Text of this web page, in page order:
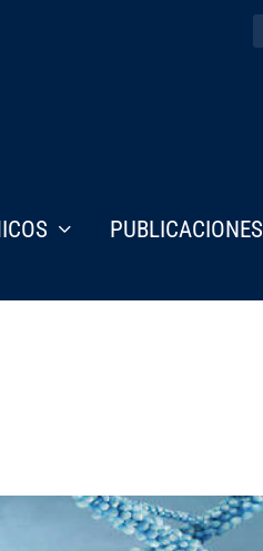
PUBLICACIONES